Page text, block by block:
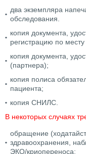
два экземпляра
обследования.
копия документа,
регистрацию по месту
копия документа,
(партнера);
копия полиса
пациента;
копия СНИЛС.
В некоторых случаях
обращение
здравоохранения,
ЭКО/криопереноса;